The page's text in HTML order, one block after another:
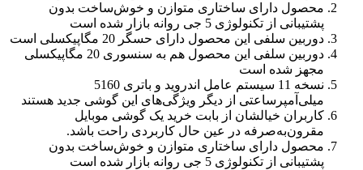
محصول دارای ساختاری متوازن و خوش‌ساخت بدون
پشتیبانی از تکنولوژی 5 جی روانه بازار شده است
دوربین سلفی این محصول دارای حسگر 20 مگاپیکسلی است
دوربین‌ سلفی این محصول هم به سنسوری 20 مگاپیکسلی
مجهز شده است
نسخه 11 سیستم عامل اندروید و باتری 5160
میلی‌آمپرساعتی از دیگر ویژگی‌‌های این گوشی جدید هستند
کاربران خیالشان از بابت خرید یک گوشی موبایل
مقرون‌به‌صرفه در عین حال کاربردی راحت باشد.
محصول دارای ساختاری متوازن و خوش‌ساخت بدون
پشتیبانی از تکنولوژی 5 جی روانه بازار شده است